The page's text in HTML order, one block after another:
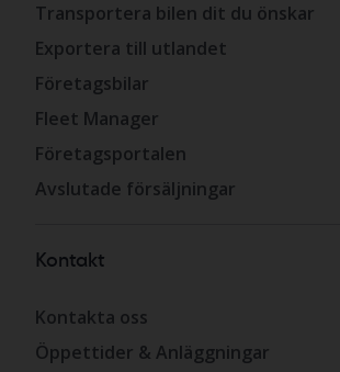
Transportera bilen dit du önskar
Exportera till utlandet
Företagsbilar
Fleet Manager
Företagsportalen
Avslutade försäljningar
Kontakt
Kontakta oss
Öppettider & Anläggningar